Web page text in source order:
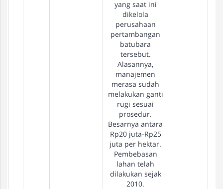
yang saat ini
dikelola
perusahaan
pertambangan
batubara
tersebut.
Alasannya,
manajemen
merasa sudah
melakukan ganti
rugi sesuai
prosedur.
Besarnya antara
Rp20 juta-Rp25
juta per hektar.
Pembebasan
lahan telah
dilakukan sejak
2010.